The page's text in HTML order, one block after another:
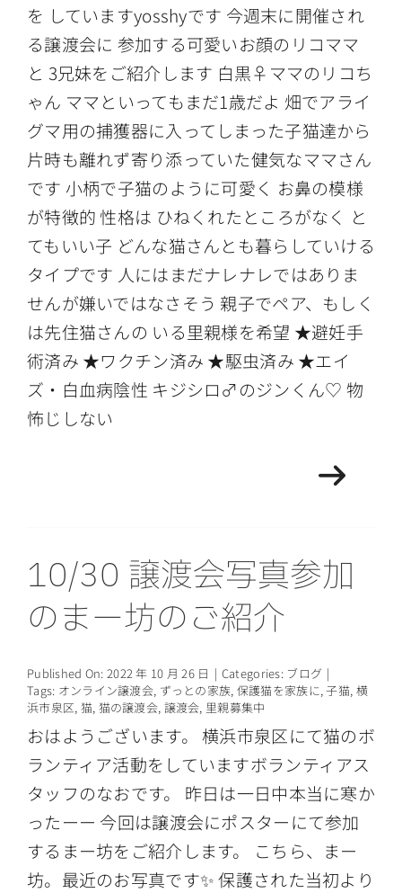
を していますyosshyです 今週末に開催され
る譲渡会に 参加する可愛いお顔のリコママ
と 3兄妹をご紹介します 白黒♀ママのリコち
ゃん ママといってもまだ1歳だよ 畑でアライ
グマ用の捕獲器に入ってしまった子猫達から
片時も離れず寄り添っていた健気なママさん
です 小柄で子猫のように可愛く お鼻の模様
が特徴的 性格は ひねくれたところがなく と
てもいい子 どんな猫さんとも暮らしていける
タイプです 人にはまだナレナレではありま
せんが嫌いではなさそう 親子でペア、もしく
は先住猫さんの いる里親様を希望 ★避妊手
術済み ★ワクチン済み ★駆虫済み ★エイ
ズ・白血病陰性 キジシロ♂のジンくん♡ 物
怖じしない
10/30 譲渡会写真参加
のまー坊のご紹介
Published On: 2022 年 10 月 26 日 | Categories: ブログ |
Tags: オンライン譲渡会, ずっとの家族, 保護猫を家族に,子猫, 横
浜市泉区, 猫, 猫の譲渡会, 譲渡会, 里親募集中
おはようございます。 横浜市泉区にて猫のボ
ランティア活動をしていますボランティアス
タッフのなおです。 昨日は一日中本当に寒か
ったーー 今回は譲渡会にポスターにて参加
するまー坊をご紹介します。 こちら、まー
坊。最近のお写真です✨ 保護された当初より